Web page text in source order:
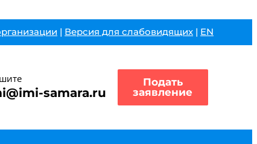
| Версия для слабовидящих | EN
samara.ru
Подать
заявление